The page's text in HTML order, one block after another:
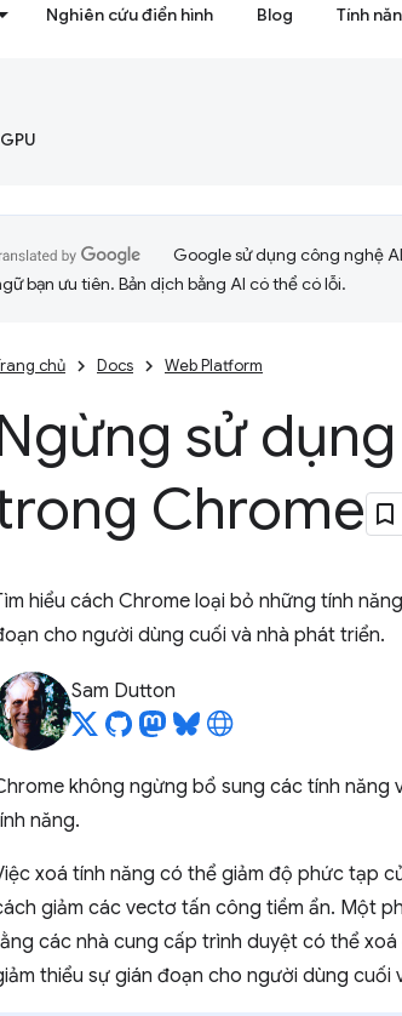
Nghiên cứu điển hình Blog Tính
Google sử dụng công nghệ
bạn ưu tiên. Bản dịch bằng AI có thể có lỗi.
chủ Docs Web Platform
sử
Chrome
hiểu cách Chrome loại bỏ những tính
cho người dùng cuối và nhà phát triển.
Sam Dutton
không ngừng bổ sung các tính năng
năng.
xoá tính năng có thể giảm độ phức tạp
giảm các vectơ tấn công tiềm ẩn. Một
các nhà cung cấp trình duyệt có thể
thiểu sự gián đoạn cho người dùng cuối